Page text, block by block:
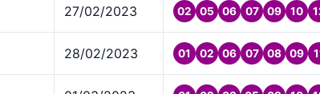
27/02/2023 02 05 06 07 09 10
28/02/2023 01 02 06 07 08 09